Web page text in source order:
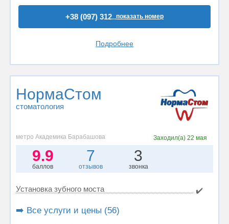
+38 (097) 312..показать номер
Подробнее
НормаСтом
стоматология
метро Академика Барабашова Заходил(а)22 мая
9.9
баллов
7
отзывов
3
звонка
Установка зубного моста ✔️
➡️ Все услуги и цены (56)